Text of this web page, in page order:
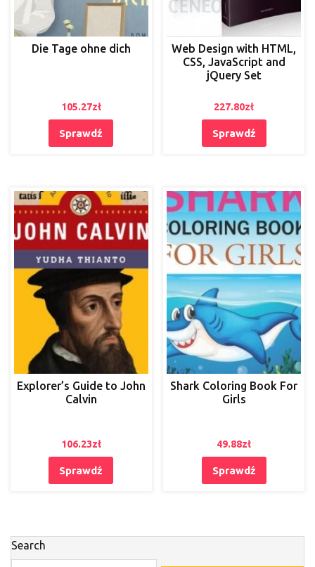
Die Tage ohne dich
105.27zł
Sprawdź
Web Design with HTML,
CSS, JavaScript and
jQuery Set
227.80zł
Sprawdź
Explorer’s Guide to John
Calvin
106.23zł
Sprawdź
Shark Coloring Book For
Girls
49.88zł
Sprawdź
Search